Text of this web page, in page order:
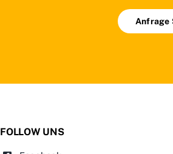
Anfrage
FOLLOW UNS